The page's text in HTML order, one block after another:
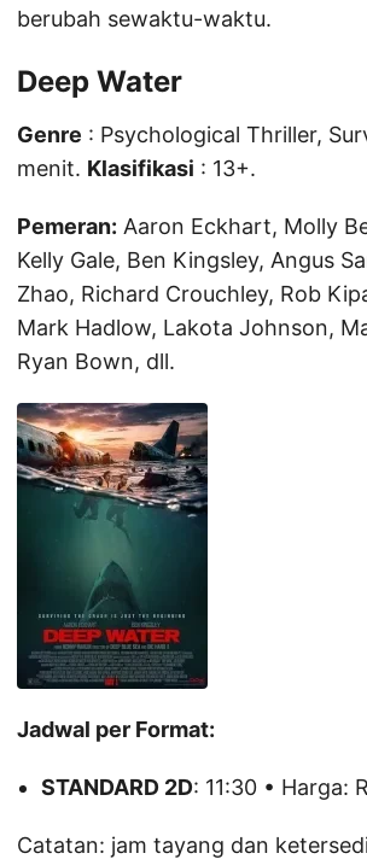
berubah sewaktu-waktu.
Deep Water
Genre : Psychological Thriller,
menit. Klasifikasi : 13+.
Pemeran: Aaron Eckhart, Molly
Kelly Gale, Ben Kingsley, Angus
Zhao, Richard Crouchley, Rob
Mark Hadlow, Lakota Johnson,
Ryan Bown, dll.
Jadwal per Format:
STANDARD 2D: 11:30 • Harga:
Catatan: jam tayang dan